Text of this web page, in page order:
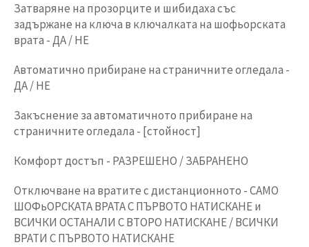
Затваряне на прозорците и шибидаха със
задържане на ключа в ключалката на шофьорската
врата - ДА / НЕ
Автоматично прибиране на страничните огледала -
ДА / НЕ
Закъснение за автоматичното прибиране на
страничните огледала - [стойност]
Комфорт достъп - РАЗРЕШЕНО / ЗАБРАНЕНО
Отключване на вратите с дистанционното - САМО
ШОФьОРСКАТА ВРАТА С ПЪРВОТО НАТИСКАНЕ и
ВСИЧКИ ОСТАНАЛИ С ВТОРО НАТИСКАНЕ / ВСИЧКИ
ВРАТИ С ПЪРВОТО НАТИСКАНЕ